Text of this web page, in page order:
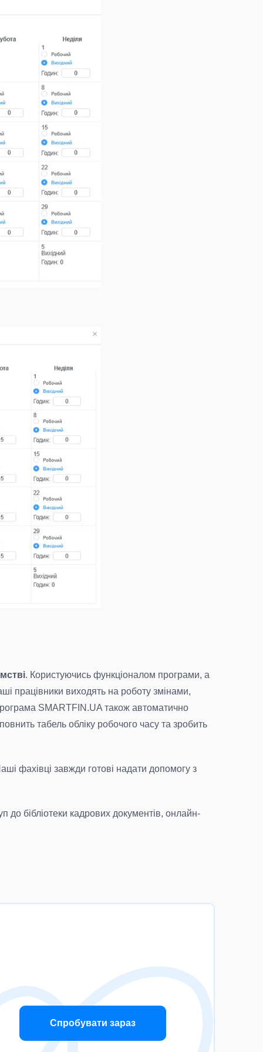
. Користуючись функціоналом програми, а
працівники виходять на роботу змінами,
SMARTFIN.UA також автоматично
табель обліку робочого часу та зробить
фахівці завжди готові надати допомогу з
до бібліотеки кадрових документів, онлайн-
Спробувати зараз